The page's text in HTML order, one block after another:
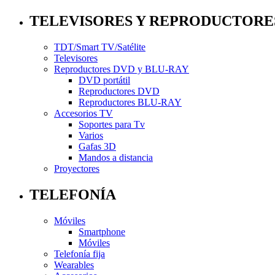
TELEVISORES Y
TDT/Smart TV/Satélite
Televisores
Reproductores DVD y BLU-RAY
DVD portátil
Reproductores DVD
Reproductores BLU-RAY
Accesorios TV
Soportes para Tv
Varios
Gafas 3D
Mandos a distancia
Proyectores
TELEFONÍA
Móviles
Smartphone
Móviles
Telefonía fija
Wearables